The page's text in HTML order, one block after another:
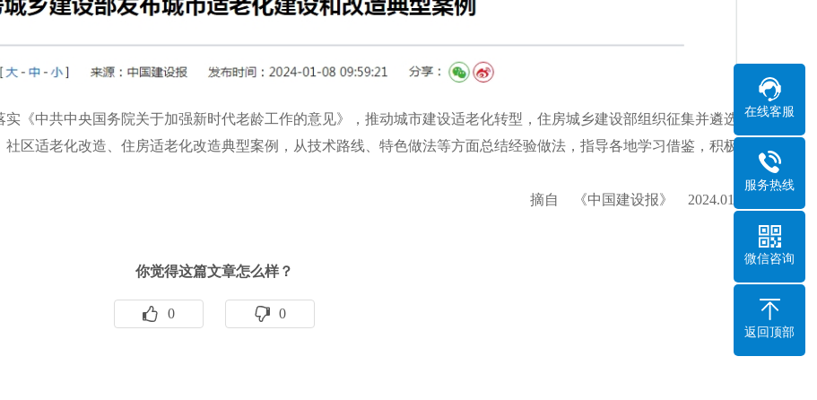
中共中央国务院关于加强新时代老龄工作的意见》，推动城市建设适老化转型，住房城乡建设部组织征集并遴选了
区适老化改造、住房适老化改造典型案例，从技术路线、特色做法等方面总结经验做法，指导各地学习借鉴，积极建
摘自 《中国建设报》 2024.01.05
你觉得这篇文章怎么样？
0 0
在线客服
服务热线
微信咨询
返回顶部